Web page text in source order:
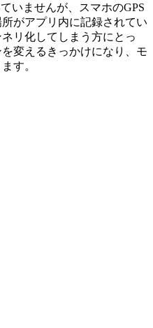
いませんが、スマホのGPS
がアプリ内に記録されてい
リ化してしまう方にとっ
変えるきっかけになり、モ
す。